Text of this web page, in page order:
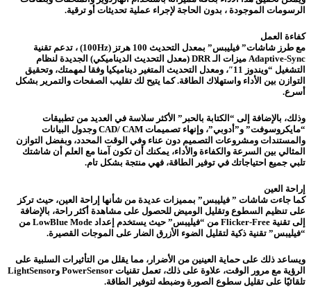
الرسومات الموجودة ، بدون الحاجة لإجراء عملية تحديثات أو ترقية.
كفاءة العمل
مع طرز شاشات” فيليبس” بمعدل التحديث 100 هرتز (100Hz) ، تدعم تقنية
Adaptive-Sync ميزات الـ DRR (معدل التحديث الديناميكي) الجديدة لنظام
التشغيل “ويندوز 11″، ومعدل التحديث المتغير ديناميكيا وفقا لمهمتك، وتحقيق
التوازن بين الأداء واستهلاك الطاقة. كما يتيح لك تقليب الصفحات والتمرير بشكل
أسرع.
وذلك، بالإضافة إلى “الكتابة بالحبر” الأكثر سلاسة في العديد من تطبيقات
“مايكروسوفت” و”أدوبي”، وإنهاء تصميمات CAD/ CAM وجدول البيانات
والمستندات ومشروعات التصميم دون عناء وفي الوقت المحدد، وبفضل التوازن
المثالي بين السرعة والكفاءة والأداء، يمكنك أن تكون آمنا مع العلم أن شاشتك
تلبي جميع احتياجاتك في توفير الطاقة، فهي منتجة بشكل تام.
إراحة العين
كما جاءت شاشات ” فيليبس” بمميزات عديدة من شأنها إراحة العين، حيث تركز
على تنظيم السطوع وتقليل الوميض للحصول على مشاهدة أكثر راحة، بالإضافة
إلى تقنية Flicker-Free من “فيليبس” حيث يستخدم إعداد LowBlue Mode من
“فيليبس” تقنية ذكية لتقليل الضوء الأزرق الضار على الموجات القصيرة.
ويساعد ذلك على حماية العينين من الأضرار، مما يقلل من التأثيرات السلبية على
الرؤية مع مرور الوقت، علاوة على ذلك، تعمل تقنيات PowerSensor وLightSensor
تلقائيًا على تقليل سطوع الصورة وضبطه لتوفير الطاقة.